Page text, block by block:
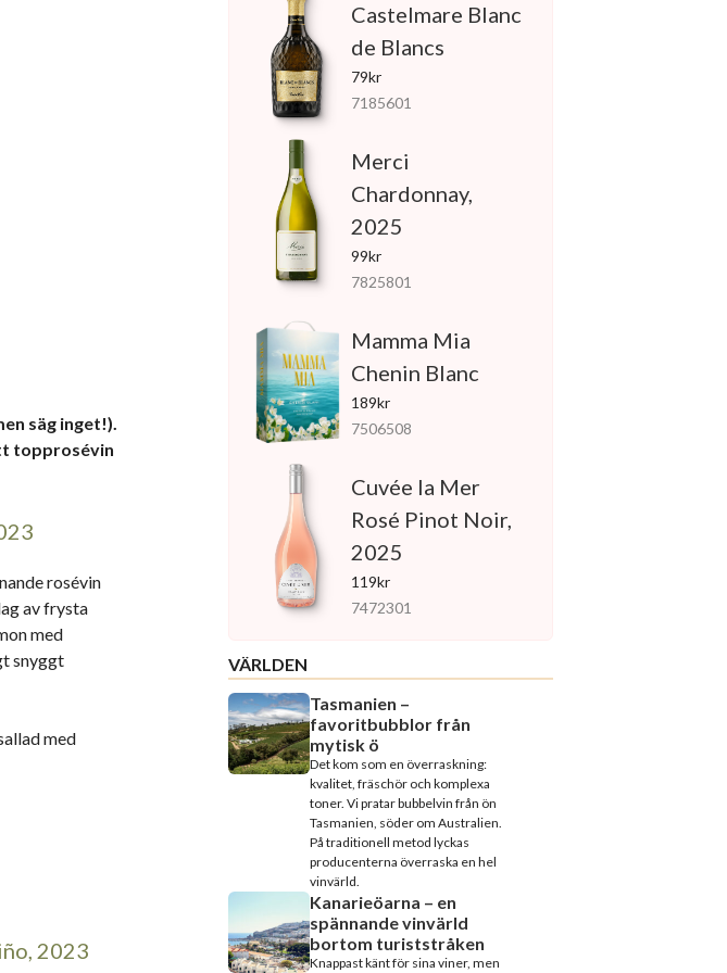
säg inget!).
topprosévin
rosévin
av frysta
med
snyggt
med
2023
Castelmare Blanc
de Blancs
79kr
7185601
Merci
Chardonnay,
2025
99kr
7825801
Mamma Mia
Chenin Blanc
189kr
7506508
Cuvée la Mer
Rosé Pinot Noir,
2025
119kr
7472301
VÄRLDEN
Tasmanien –
favoritbubblor från
mytisk ö
Det kom som en överraskning:
kvalitet, fräschör och komplexa
toner. Vi pratar bubbelvin från ön
Tasmanien, söder om Australien.
På traditionell metod lyckas
producenterna överraska en hel
vinvärld.
Kanarieöarna – en
spännande vinvärld
bortom turiststråken
Knappast känt för sina viner, men